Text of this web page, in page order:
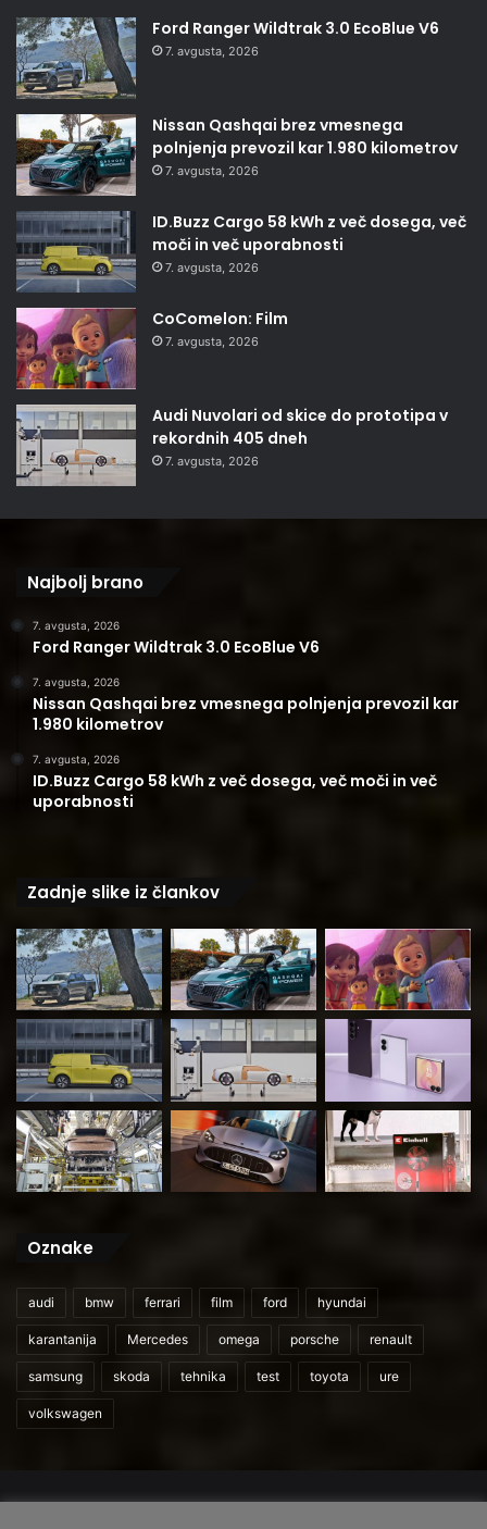
Ford Ranger Wildtrak 3.0 EcoBlue V6
7. avgusta, 2026
Nissan Qashqai brez vmesnega
polnjenja prevozil kar 1.980 kilometrov
7. avgusta, 2026
ID.Buzz Cargo 58 kWh z več dosega, več
moči in več uporabnosti
7. avgusta, 2026
CoComelon: Film
7. avgusta, 2026
Audi Nuvolari od skice do prototipa v
rekordnih 405 dneh
7. avgusta, 2026
Najbolj brano
7. avgusta, 2026
Ford Ranger Wildtrak 3.0 EcoBlue V6
7. avgusta, 2026
Nissan Qashqai brez vmesnega polnjenja prevozil kar
1.980 kilometrov
7. avgusta, 2026
ID.Buzz Cargo 58 kWh z več dosega, več moči in več
uporabnosti
Zadnje slike iz člankov
Oznake
audi bmw ferrari film ford hyundai
karantanija Mercedes omega porsche renault
samsung skoda tehnika test toyota ure
volkswagen